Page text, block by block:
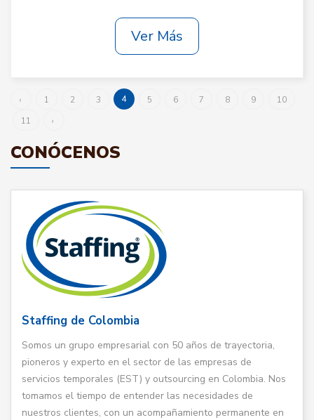
Ver Más
‹ 1 2 3 4 5 6 7 8 9
10
11
›
CONÓCENOS
Staffing de Colombia
Somos un grupo empresarial con 50 años de trayectoria,
pioneros y experto en el sector de las empresas de
servicios temporales (EST) y outsourcing en Colombia. Nos
tomamos el tiempo de entender las necesidades de
nuestros clientes, con un acompañamiento permanente en